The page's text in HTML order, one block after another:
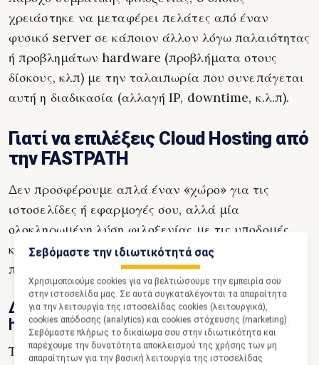
χρειάστηκε να μεταφέρει πελάτες από έναν
φυσικό server σε κάποιον άλλον λόγω παλαιότητας
ή προβλημάτων hardware (προβλήματα στους
δίσκους, κλπ) με την ταλαιπωρία που συνεπάγεται
αυτή η διαδικασία (αλλαγή IP, downtime, κ.λ.π).
Γιατί να επιλέξεις Cloud Hosting από
την FASTPATH
Δεν προσφέρουμε απλά έναν «χώρο» για τις
ιστοσελίδες ή εφαρμογές σου, αλλά μία
ολοκληρωμένη λύση φιλοξενίας με τις υποδομές
και την υποστήριξη που χρειάζεσαι για να
πετύχεις online.
Διαθέτουμε ιδιόκτητο enterprise grade
hardware
Το Cloud, αν και «νεφελώδες», όπως είδαμε στο
Σεβόμαστε την ιδιωτικότητά σας
Χρησιμοποιούμε cookies για να βελτιώσουμε την εμπειρία σου
στην ιστοσελίδα μας. Σε αυτά συγκαταλέγονται τα απαραίτητα
για την λειτουργία της ιστοσελίδας cookies (λειτουργικά),
cookies απόδοσης (analytics) και cookies στόχευσης (marketing).
Σεβόμαστε πλήρως το δικαίωμα σου στην ιδιωτικότητα και
παρέχουμε την δυνατότητα αποκλεισμού της χρήσης των μη
απαραίτητων για την βασική λειτουργία της ιστοσελίδας